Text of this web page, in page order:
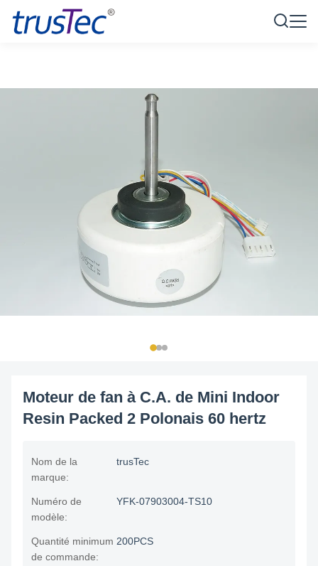
Moteur de fan à C.A. de Mini Indoor
Resin Packed 2 Polonais 60 hertz
Nom de la
marque:
trusTec
Numéro de
modèle:
YFK-07903004-TS10
Quantité minimum
de commande:
200PCS